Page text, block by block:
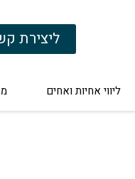
ליצירת
ליווי אחיות ואחים